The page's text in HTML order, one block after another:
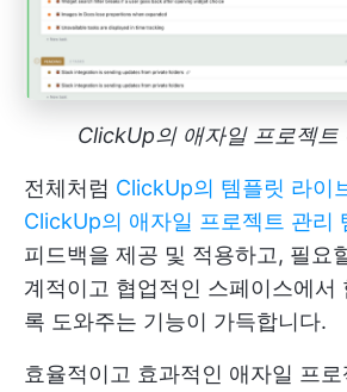
ClickUp의 애자일 프로젝트
전체처럼 ClickUp의 템플릿 라이
ClickUp의 애자일 프로젝트 관리
피드백을 제공 및 적용하고, 필요
계적이고 협업적인 스페이스에서
록 도와주는 기능이 가득합니다.
효율적이고 효과적인 애자일 프